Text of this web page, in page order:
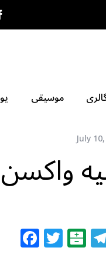
موسیقی
July
F T B